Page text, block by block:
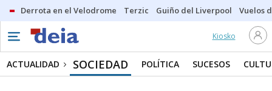
Derrota en el Velodrome Terzic Guiño del Liverpool Vuelos
Kiosko
ACTUALIDAD SOCIEDAD POLÍTICA SUCESOS